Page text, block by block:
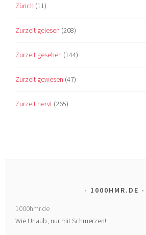
Zürich (11)
Zurzeit gelesen (208)
Zurzeit gesehen (144)
Zurzeit gewesen (47)
Zurzeit nervt (265)
1000HMR.DE
1000hmr.de
Wie Urlaub, nur mit Schmerzen!